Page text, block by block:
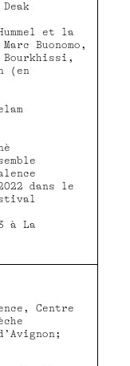
et la
Buonomo,
(en
dans le
à La
Centre